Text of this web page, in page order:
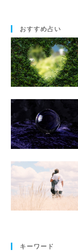
おすすめ占い
キーワード